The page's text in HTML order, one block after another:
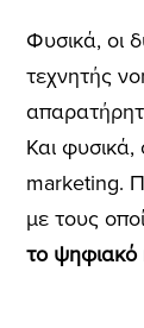
Φυσικά, οι
τεχνητής
Και
marketing.
με τους
το